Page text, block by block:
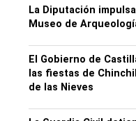
La Diputación
Museo de
El Gobierno de
las fiestas de
de las Nieves